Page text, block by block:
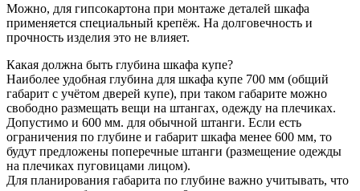
Можно, для гипсокартона при монтаже деталей шкафа
применяется специальный крепёж. На долговечность и
прочность изделия это не влияет.
Какая должна быть глубина шкафа купе?
Наиболее удобная глубина для шкафа купе 700 мм (общий
габарит с учётом дверей купе), при таком габарите можно
свободно размещать вещи на штангах, одежду на плечиках.
Допустимо и 600 мм. для обычной штанги. Если есть
ограничения по глубине и габарит шкафа менее 600 мм, то
будут предложены поперечные штанги (размещение одежды
на плечиках пуговицами лицом).
Для планирования габарита по глубине важно учитывать, что